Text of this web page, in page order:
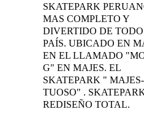
SKATEPARK
MAS COMPLETO Y
DIVERTIDO DE
PAÍS. UBICADO EN
EN EL LLAMADO
G" EN MAJES. EL
SKATEPARK " MAJES-
TUOSO" .
REDISEÑO TOTAL.